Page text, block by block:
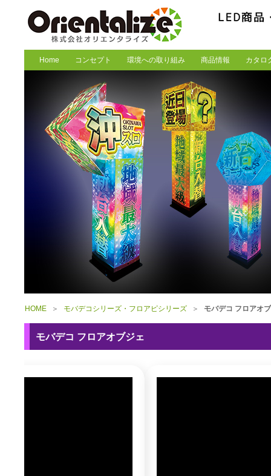
Home コンセプト 環境への取り組み 商品情報 カタロ
HOME ＞ モバデコシリーズ・フロアピシリーズ ＞ モバデコ フロアオ
モバデコ フロアオブジェ